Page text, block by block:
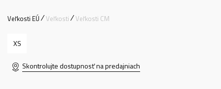
Veľkosti EÚ Veľkosti Veľkosti CM
XS
Skontrolujte dostupnosť na predajniach